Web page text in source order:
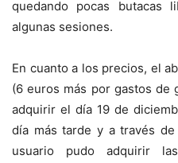
quedando pocas butacas
algunas sesiones.
En cuanto a los precios, el
(6 euros más por gastos de
adquirir el día 19 de
día más tarde y a través
usuario pudo adquirir